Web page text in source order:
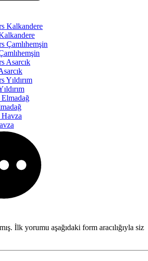
İlk yorumu aşağıdaki form aracılığıyla siz